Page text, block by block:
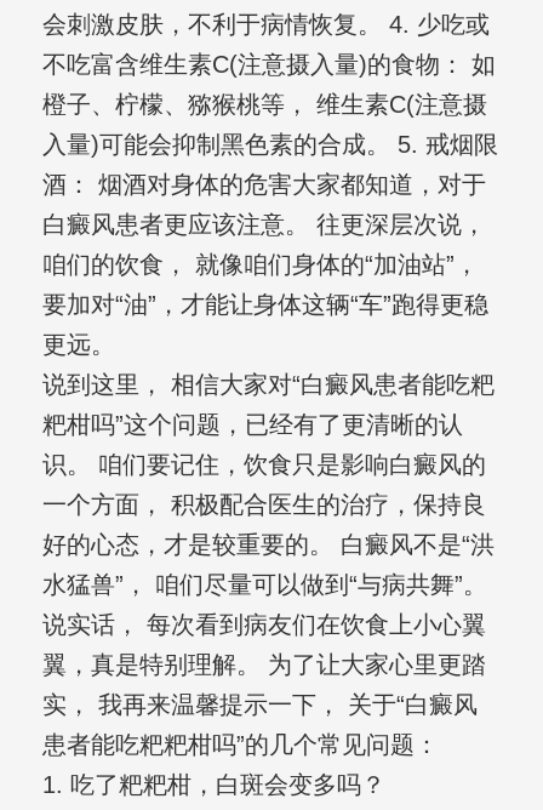
会刺激皮肤，不利于病情恢复。 4. 少吃或
不吃富含维生素C(注意摄入量)的食物： 如
橙子、柠檬、猕猴桃等， 维生素C(注意摄
入量)可能会抑制黑色素的合成。 5. 戒烟限
酒： 烟酒对身体的危害大家都知道，对于
白癜风患者更应该注意。 往更深层次说，
咱们的饮食， 就像咱们身体的“加油站”，
要加对“油”，才能让身体这辆“车”跑得更稳
更远。
说到这里， 相信大家对“白癜风患者能吃粑
粑柑吗”这个问题，已经有了更清晰的认
识。 咱们要记住，饮食只是影响白癜风的
一个方面， 积极配合医生的治疗，保持良
好的心态，才是较重要的。 白癜风不是“洪
水猛兽”， 咱们尽量可以做到“与病共舞”。
说实话， 每次看到病友们在饮食上小心翼
翼，真是特别理解。 为了让大家心里更踏
实， 我再来温馨提示一下， 关于“白癜风
患者能吃粑粑柑吗”的几个常见问题：
1. 吃了粑粑柑，白斑会变多吗？